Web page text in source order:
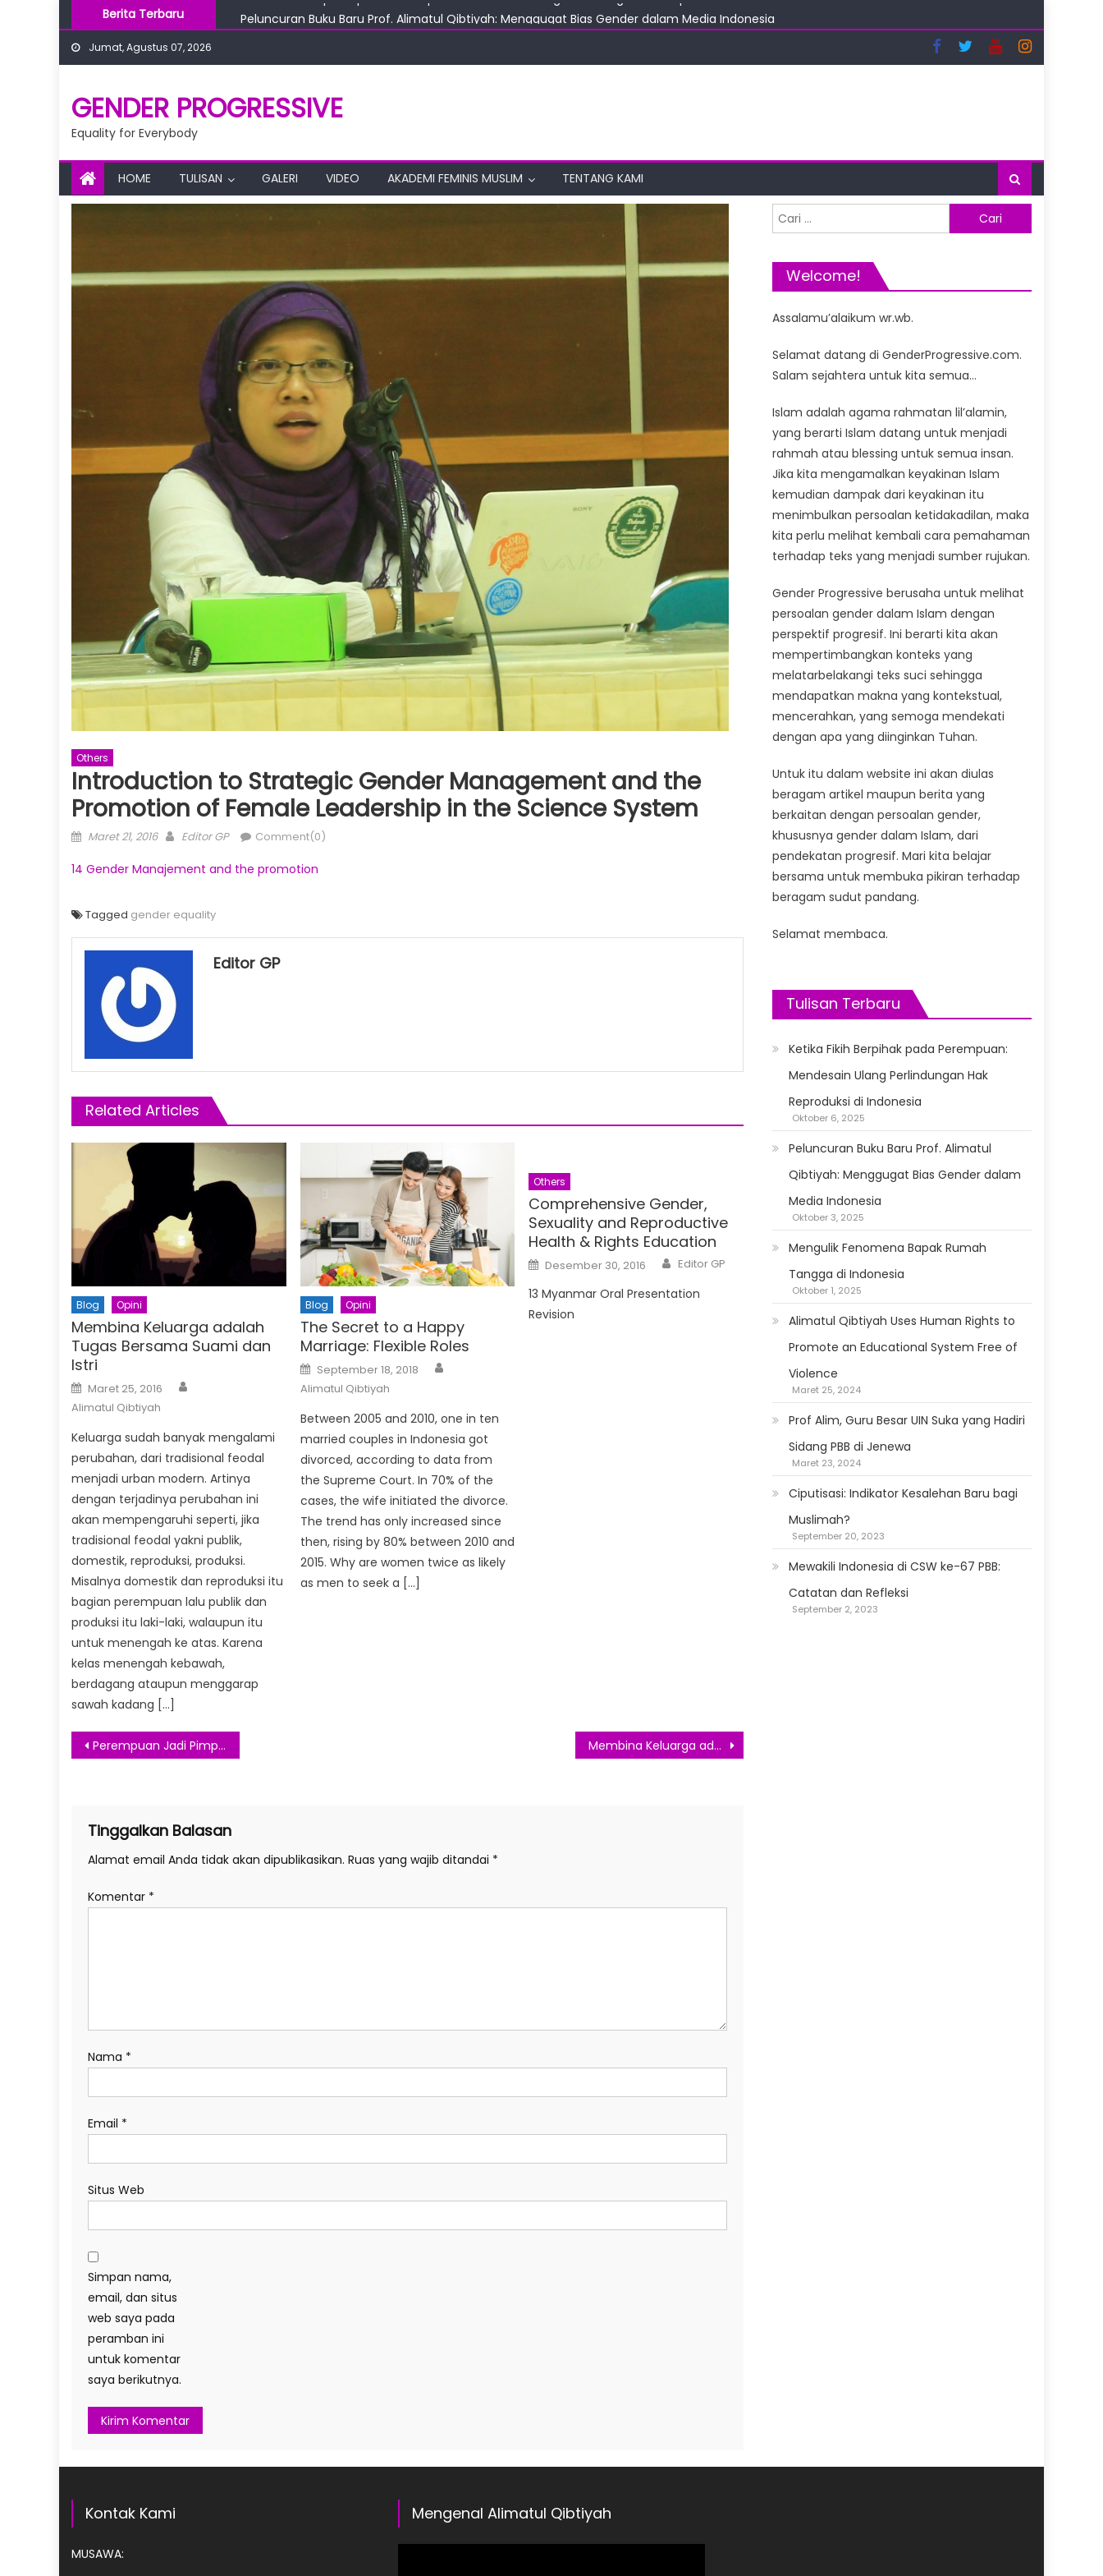
to
content
Berita Terbaru
Peluncuran Buku Baru Prof. Alimatul Qibtiyah: Menggugat Bias Gender dalam Media Indonesia
Mengulik Fenomena Bapak Rumah Tangga di Indonesia
Ketika Fikih Berpihak pada Perempuan: Mendesain Ulang Perlindungan Hak Reproduksi di Indonesia
Jumat, Agustus 07, 2026
GENDER PROGRESSIVE
Equality for Everybody
HOME TULISAN GALERI VIDEO AKADEMI FEMINIS MUSLIM TENTANG KAMI
Others
Introduction to Strategic Gender Management and the
Promotion of Female Leadership in the Science System
Posted
Maret 21, 2016 Author
Editor GP Comment(0)
14 Gender Manajement and the promotion
Tagged gender equality
Editor GP
Related Articles
Blog Opini
Membina Keluarga adalah
Tugas Bersama Suami dan
Istri
Posted
on
Maret 25, 2016
Alimatul Qibtiyah
Keluarga sudah banyak mengalami
perubahan, dari tradisional feodal
menjadi urban modern. Artinya
dengan terjadinya perubahan ini
akan mempengaruhi seperti, jika
tradisional feodal yakni publik,
domestik, reproduksi, produksi.
Misalnya domestik dan reproduksi itu
bagian perempuan lalu publik dan
produksi itu laki-laki, walaupun itu
untuk menengah ke atas. Karena
kelas menengah kebawah,
berdagang ataupun menggarap
sawah kadang […]
Blog Opini
The Secret to a Happy
Marriage: Flexible Roles
Posted
on
September 18, 2018
Alimatul Qibtiyah
Between 2005 and 2010, one in ten
married couples in Indonesia got
divorced, according to data from
the Supreme Court. In 70% of the
cases, the wife initiated the divorce.
The trend has only increased since
then, rising by 80% between 2010 and
2015. Why are women twice as likely
as men to seek a […]
Others
Comprehensive Gender,
Sexuality and Reproductive
Health & Rights Education
Posted
on
Desember 30, 2016 Author
Editor GP
13 Myanmar Oral Presentation
Revision
Navigasi
Perempuan Jadi Pimpinan KPK, Kenapa Tidak? Membina Keluarga adalah Tugas Bersama Suami dan Istri
Tinggalkan Balasan
Alamat email Anda tidak akan dipublikasikan. Ruas yang wajib ditandai *
Komentar *
Nama *
Email *
Situs Web
Simpan nama,
email, dan situs
web saya pada
peramban ini
untuk komentar
saya berikutnya.
Cari
untuk:
Welcome!
Assalamu’alaikum wr.wb.
Selamat datang di GenderProgressive.com.
Salam sejahtera untuk kita semua…
Islam adalah agama rahmatan lil’alamin,
yang berarti Islam datang untuk menjadi
rahmah atau blessing untuk semua insan.
Jika kita mengamalkan keyakinan Islam
kemudian dampak dari keyakinan itu
menimbulkan persoalan ketidakadilan, maka
kita perlu melihat kembali cara pemahaman
terhadap teks yang menjadi sumber rujukan.
Gender Progressive berusaha untuk melihat
persoalan gender dalam Islam dengan
perspektif progresif. Ini berarti kita akan
mempertimbangkan konteks yang
melatarbelakangi teks suci sehingga
mendapatkan makna yang kontekstual,
mencerahkan, yang semoga mendekati
dengan apa yang diinginkan Tuhan.
Untuk itu dalam website ini akan diulas
beragam artikel maupun berita yang
berkaitan dengan persoalan gender,
khususnya gender dalam Islam, dari
pendekatan progresif. Mari kita belajar
bersama untuk membuka pikiran terhadap
beragam sudut pandang.
Selamat membaca.
Tulisan Terbaru
Ketika Fikih Berpihak pada Perempuan:
Mendesain Ulang Perlindungan Hak
Reproduksi di Indonesia
Oktober 6, 2025
Peluncuran Buku Baru Prof. Alimatul
Qibtiyah: Menggugat Bias Gender dalam
Media Indonesia
Oktober 3, 2025
Mengulik Fenomena Bapak Rumah
Tangga di Indonesia
Oktober 1, 2025
Alimatul Qibtiyah Uses Human Rights to
Promote an Educational System Free of
Violence
Maret 25, 2024
Prof Alim, Guru Besar UIN Suka yang Hadiri
Sidang PBB di Jenewa
Maret 23, 2024
Ciputisasi: Indikator Kesalehan Baru bagi
Muslimah?
September 20, 2023
Mewakili Indonesia di CSW ke-67 PBB:
Catatan dan Refleksi
September 2, 2023
Kontak Kami
MUSAWA:
Mengenal Alimatul Qibtiyah